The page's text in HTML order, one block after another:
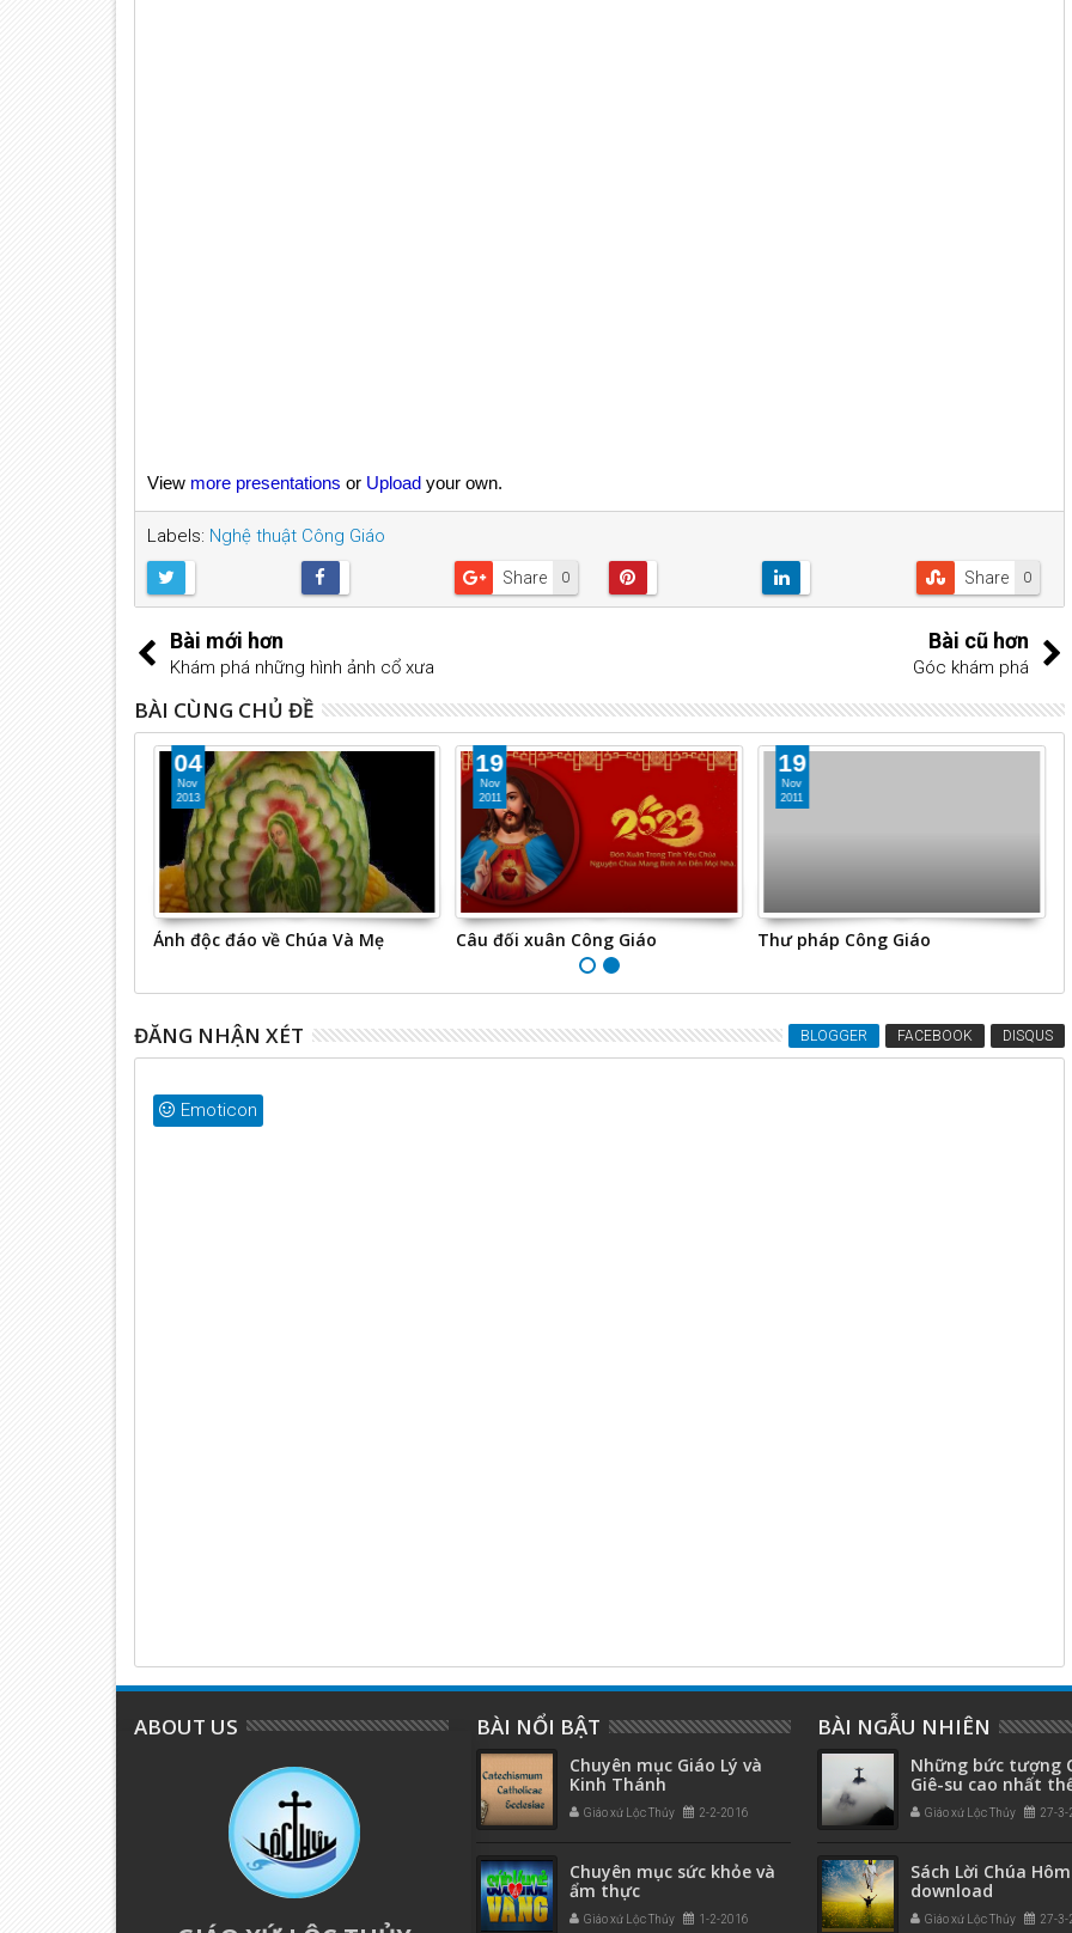
View more presentations or Upload your own.
Labels: Nghệ thuật Công Giáo
0
Share 0
Share
Bài mới hơn
Khám phá những hình ảnh cổ xưa
Bài cũ hơn
Góc khám phá
BÀI CÙNG CHỦ ĐỀ
04
Nov
2013
Ảnh độc đáo về Chúa Và Mẹ
19
Nov
2011
Câu đối xuân Công Giáo
19
Nov
2011
Thư pháp Công Giáo
ĐĂNG NHẬN XÉT BLOGGER FACEBOOK DISQUS
Emoticon
ABOUT US BÀI NỔI BẬT
Chuyên mục Giáo Lý và
Kinh Thánh
Giáo xứ Lộc Thủy 2-2-2016
Chuyên mục sức khỏe và
ẩm thực
Giáo xứ Lộc Thủy 1-2-2016
BÀI NGẪU NHIÊN
Những bức tượng
Giê-su cao nhất
Giáo xứ Lộc Thủy 27-3-
Sách Lời Chúa
download
Giáo xứ Lộc Thủy 27-3-